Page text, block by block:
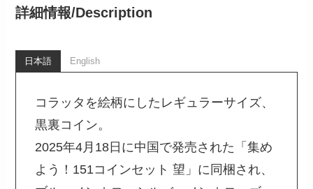
詳細情報/Description
日本語 English
コラッタを絵柄にしたレギュラーサイズ、
黒裏コイン。
2025年4月18日に中国で発売された「集め
よう！151コインセット 望」に同梱され、